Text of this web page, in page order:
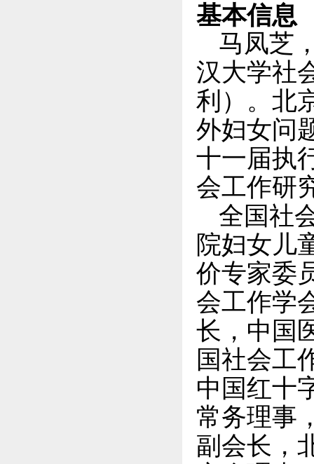
基本信息
马凤芝
汉大学社
利）。北
外妇女问
十一届执
会工作研
全国社
院妇女儿
价专家委
会工作学
长，中国
国社会工
中国红十
常务理事
副会长，